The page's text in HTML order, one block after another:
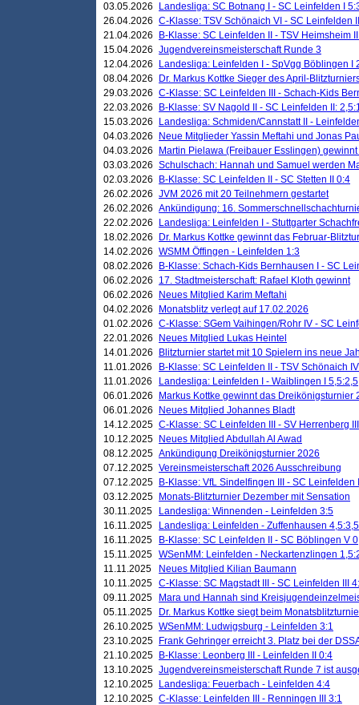
03.05.2026
Landesliga: SC Botnang I - SC Leinfelden I
26.04.2026 C-Klasse: TSV Schönaich VI - SC Leinfelden
21.04.2026
B-Klasse: SC Leinfelden II - TSV Heimsheim
15.04.2026 Jugendvereinsmeisterschaft Runde 3
12.04.2026
Landesliga: Leinfelden I - SpVgg Böblingen I
08.04.2026
Dr. Markus Kottke Sieger des April-
29.03.2026 C-Klasse: SC Leinfelden III - Schach-Kids
22.03.2026
B-Klasse: SV Nagold II - SC Leinfelden II:
15.03.2026
Landesliga: Schmiden/Cannstatt II -
04.03.2026
Neue Mitglieder Yassin Meftahi und Jonas
04.03.2026
Martin Pielawa (Freibauer Esslingen)
03.03.2026 Schulschach: Hannah und Samuel werden
02.03.2026
B-Klasse: SC Leinfelden II - SC Stetten II 0:4
26.02.2026 JVM 2026 mit 20 Teilnehmern gestartet
26.02.2026 Ankündigung: 16.
22.02.2026
Landesliga: Leinfelden I - Stuttgarter
18.02.2026
Dr. Markus Kottke gewinnt das Februar-
14.02.2026 WSMM Öffingen - Leinfelden 1:3
08.02.2026
B-Klasse: Schach-Kids Bernhausen I - SC
06.02.2026
17. Stadtmeisterschaft: Rafael Kloth gewinnt
06.02.2026
Neues Mitglied Karim Meftahi
04.02.2026
Monatsblitz verlegt auf 17.02.2026
01.02.2026 C-Klasse: SGem Vaihingen/Rohr IV - SC
22.01.2026
Neues Mitglied Lukas Heintel
14.01.2026
Blitzturnier startet mit 10 Spielern ins neue
11.01.2026
B-Klasse: SC Leinfelden II - TSV Schönaich
11.01.2026
Landesliga: Leinfelden I - Waiblingen I 5,5:2,5
06.01.2026
Markus Kottke gewinnt das Dreikönigsturnier
06.01.2026
Neues Mitglied Johannes Bladt
14.12.2025 C-Klasse: SC Leinfelden III - SV Herrenberg
10.12.2025
Neues Mitglied Abdullah Al Awad
08.12.2025 Ankündigung Dreikönigsturnier 2026
07.12.2025 Vereinsmeisterschaft 2026 Ausschreibung
07.12.2025
B-Klasse: VfL Sindelfingen III - SC Leinfelden
03.12.2025
Monats-Blitzturnier Dezember mit Sensation
30.11.2025
Landesliga: Winnenden - Leinfelden 3:5
16.11.2025
Landesliga: Leinfelden - Zuffenhausen 4,5:3,5
16.11.2025
B-Klasse: SC Leinfelden II - SC Böblingen V
15.11.2025 WSenMM: Leinfelden - Neckartenzlingen
11.11.2025
Neues Mitglied Kilian Baumann
10.11.2025 C-Klasse: SC Magstadt III - SC Leinfelden III
09.11.2025
Mara und Hannah sind
05.11.2025
Dr. Markus Kottke siegt beim
26.10.2025 WSenMM: Ludwigsburg - Leinfelden 3:1
23.10.2025
Frank Gehringer erreicht 3. Platz bei der
21.10.2025
B-Klasse: Leonberg III - Leinfelden II 0:4
13.10.2025 Jugendvereinsmeisterschaft Runde 7 ist
12.10.2025
Landesliga: Feuerbach - Leinfelden 4:4
12.10.2025 C-Klasse: Leinfelden III - Renningen III 3:1